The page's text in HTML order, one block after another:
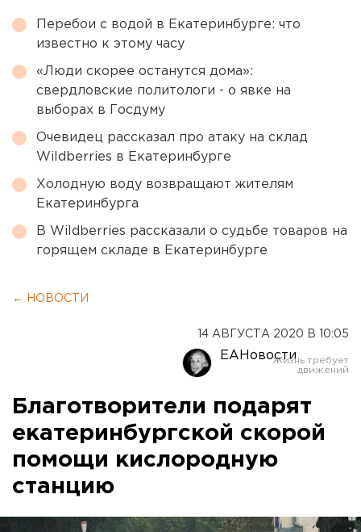
Перебои с водой в Екатеринбурге: что
известно к этому часу
«Люди скорее останутся дома»:
свердловские политологи - о явке на
выборах в Госдуму
Очевидец рассказал про атаку на склад
Wildberries в Екатеринбурге
Холодную воду возвращают жителям
Екатеринбурга
В Wildberries рассказали о судьбе товаров на
горящем складе в Екатеринбурге
← НОВОСТИ
14 АВГУСТА 2020 В 10:05
ЕАНовости
Благотворители подарят
екатеринбургской скорой
помощи кислородную
станцию